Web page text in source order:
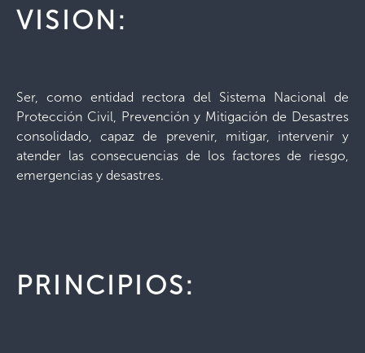
VISION:
Ser, como entidad rectora del Sistema Nacional de
Protección Civil, Prevención y Mitigación de Desastres
consolidado, capaz de prevenir, mitigar, intervenir y
atender las consecuencias de los factores de riesgo,
emergencias y desastres.
PRINCIPIOS: